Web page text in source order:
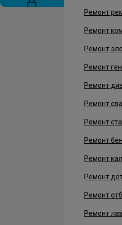
Ремонт
Ремонт
Ремонт
Ремонт
Ремонт
Ремонт
Ремонт
Ремонт
Ремонт
Ремонт
Ремонт
Ремонт